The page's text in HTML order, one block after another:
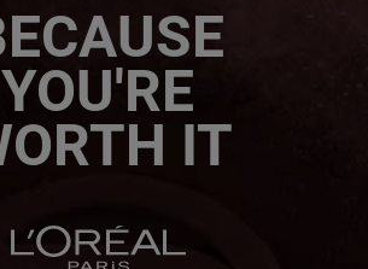
YOU'RE
IT